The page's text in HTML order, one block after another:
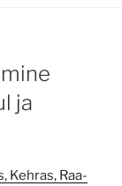
ja
Keh­ras, Raa­